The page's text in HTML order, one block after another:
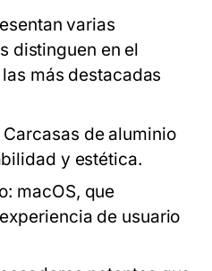
varias
distinguen en el
más destacadas
Carcasas de aluminio
y estética.
macOS, que
de usuario